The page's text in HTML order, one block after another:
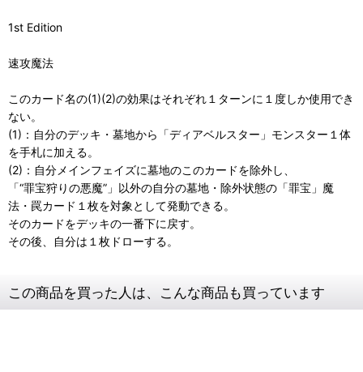
1st Edition
速攻魔法
このカード名の(1)(2)の効果はそれぞれ１ターンに１度しか使用でき
ない。
(1)：自分のデッキ・墓地から「ディアベルスター」モンスター１体
を手札に加える。
(2)：自分メインフェイズに墓地のこのカードを除外し、
「“罪宝狩りの悪魔”」以外の自分の墓地・除外状態の「罪宝」魔
法・罠カード１枚を対象として発動できる。
そのカードをデッキの一番下に戻す。
その後、自分は１枚ドローする。
この商品を買った人は、こんな商品も買っています